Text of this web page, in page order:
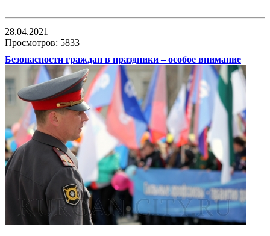
28.04.2021
Просмотров: 5833
Безопасности граждан в праздники – особое внимание